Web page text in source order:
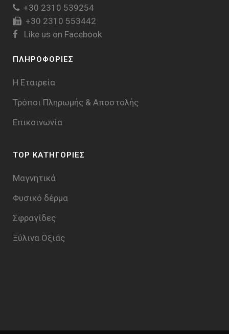
+30 2310 539254
+30 2310 553442
Like us on Facebook
ΠΛΗΡΟΦΟΡΙΕΣ
Η Εταιρεία
Τρόποι Πληρωμής & Aποστολής
Επικοινωνία
TOP ΚΑΤΗΓΟΡΙΕΣ
Μαγνητικά
Φυσικό δέρμα
Σφραγίδες
Ξύλινα Οξιάς